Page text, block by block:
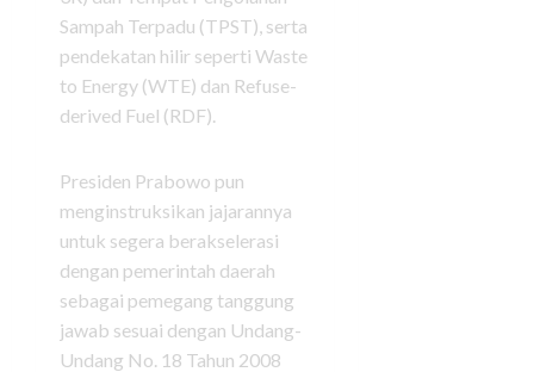
Sampah Terpadu (TPST), serta
pendekatan hilir seperti Waste
to Energy (WTE) dan Refuse-
derived Fuel (RDF).
Presiden Prabowo pun
menginstruksikan jajarannya
untuk segera berakselerasi
dengan pemerintah daerah
sebagai pemegang tanggung
jawab sesuai dengan Undang-
Undang No. 18 Tahun 2008